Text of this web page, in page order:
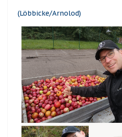
(Löbbicke/Arnolod)